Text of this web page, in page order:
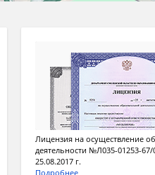
Лицензия на осуществление
деятельности №Л035-01253-67/
25.08.2017 г.
Подробнее